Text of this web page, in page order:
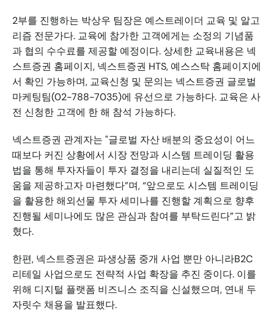
2부를 진행하는 박상우 팀장은 예스트레이더 교육 및 알고
리즘 전문가다. 교육에 참가한 고객에게는 소정의 기념품
과 협의 수수료를 제공할 예정이다. 상세한 교육내용은 넥
스트증권 홈페이지, 넥스트증권 HTS, 예스스탁 홈페이지에
서 확인 가능하며, 교육신청 및 문의는 넥스트증권 글로벌
마케팅팀(02-788-7035)에 유선으로 가능하다. 교육은 사
전 신청한 고객에 한 해 참석 가능하다.
넥스트증권 관계자는 "글로벌 자산 배분의 중요성이 어느
때보다 커진 상황에서 시장 전망과 시스템 트레이딩 활용
법을 통해 투자자들이 투자 결정을 내리는데 실질적인 도
움을 제공하고자 마련했다”며, “앞으로도 시스템 트레이딩
을 활용한 해외선물 투자 세미나를 진행할 계획으로 향후
진행될 세미나에도 많은 관심과 참여를 부탁드린다”고 밝
혔다.
한편, 넥스트증권은 파생상품 중개 사업 뿐만 아니라B2C
리테일 사업으로도 전략적 사업 확장을 추진 중이다. 이를
위해 디지털 플랫폼 비즈니스 조직을 신설했으며, 연내 두
자릿수 채용을 발표했다.